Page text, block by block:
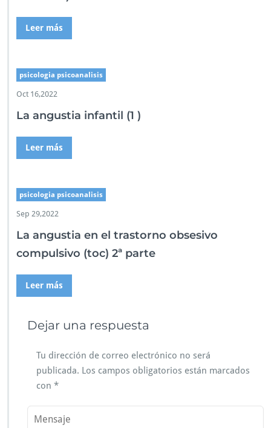
Leer más
psicologia psicoanalisis
Oct 16,2022
La angustia infantil (1 )
Leer más
psicologia psicoanalisis
Sep 29,2022
La angustia en el trastorno obsesivo
compulsivo (toc) 2ª parte
Leer más
Dejar una respuesta
Tu dirección de correo electrónico no será
publicada. Los campos obligatorios están marcados
con *